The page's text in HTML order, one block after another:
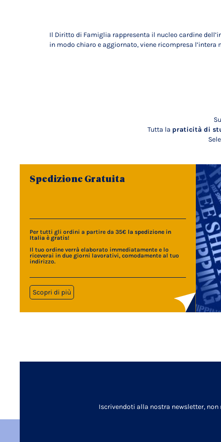
Il Diritto di Famiglia rappresenta il nucleo cardine
in modo chiaro e aggiornato, viene ricompresa
Tutta la praticità di
Spedizione Gratuita
Per tutti gli ordini a partire da 35€ la spedizione in
Italia è gratis!
Il tuo ordine verrà elaborato immediatamente e lo
riceverai in due giorni lavorativi, comodamente al tuo
indirizzo.
Scopri di più
Iscrivendoti alla nostra newsletter,